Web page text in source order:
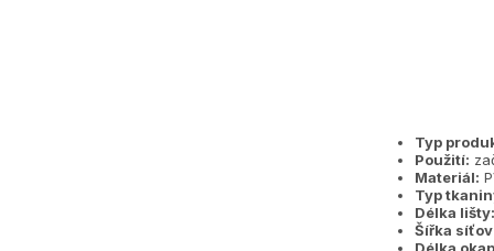
Typ
Použití:
Materiál:
Typ
Délka lišty:
Šířka
Délka